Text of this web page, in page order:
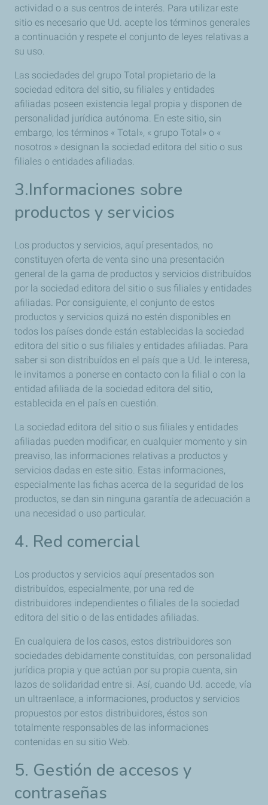
actividad o a sus centros de interés. Para utilizar este
sitio es necesario que Ud. acepte los términos generales
a continuación y respete el conjunto de leyes relativas a
su uso.
Las sociedades del grupo Total propietario de la
sociedad editora del sitio, su filiales y entidades
afiliadas poseen existencia legal propia y disponen de
personalidad jurídica autónoma. En este sitio, sin
embargo, los términos « Total», « grupo Total» o «
nosotros » designan la sociedad editora del sitio o sus
filiales o entidades afiliadas.
3.Informaciones sobre
productos y servicios
Los productos y servicios, aquí presentados, no
constituyen oferta de venta sino una presentación
general de la gama de productos y servicios distribuídos
por la sociedad editora del sitio o sus filiales y entidades
afiliadas. Por consiguiente, el conjunto de estos
productos y servicios quizá no estén disponibles en
todos los países donde están establecidas la sociedad
editora del sitio o sus filiales y entidades afiliadas. Para
saber si son distribuídos en el país que a Ud. le interesa,
le invitamos a ponerse en contacto con la filial o con la
entidad afiliada de la sociedad editora del sitio,
establecida en el país en cuestión.
La sociedad editora del sitio o sus filiales y entidades
afiliadas pueden modificar, en cualquier momento y sin
preaviso, las informaciones relativas a productos y
servicios dadas en este sitio. Estas informaciones,
especialmente las fichas acerca de la seguridad de los
productos, se dan sin ninguna garantía de adecuación a
una necesidad o uso particular.
4. Red comercial
Los productos y servicios aquí presentados son
distribuídos, especialmente, por una red de
distribuidores independientes o filiales de la sociedad
editora del sitio o de las entidades afiliadas.
En cualquiera de los casos, estos distribuidores son
sociedades debidamente constituídas, con personalidad
jurídica propia y que actúan por su propia cuenta, sin
lazos de solidaridad entre si. Así, cuando Ud. accede, vía
un ultraenlace, a informaciones, productos y servicios
propuestos por estos distribuidores, éstos son
totalmente responsables de las informaciones
contenidas en su sitio Web.
5. Gestión de accesos y
contraseñas